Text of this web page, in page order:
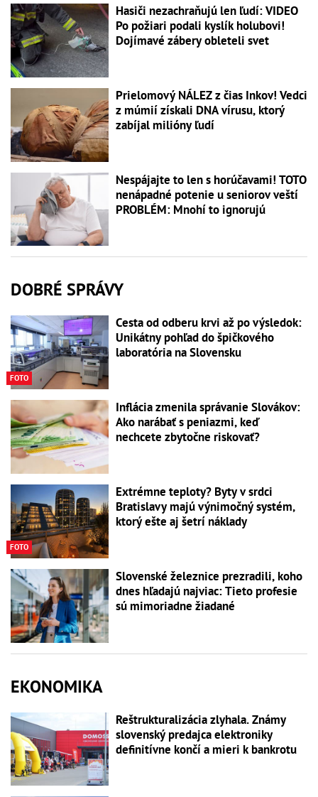
Hasiči nezachraňujú len ľudí: VIDEO
Po požiari podali kyslík holubovi!
Dojímavé zábery obleteli svet
Prielomový NÁLEZ z čias Inkov! Vedci
z múmií získali DNA vírusu, ktorý
zabíjal milióny ľudí
Nespájajte to len s horúčavami! TOTO
nenápadné potenie u seniorov veští
PROBLÉM: Mnohí to ignorujú
DOBRÉ SPRÁVY
FOTO
Cesta od odberu krvi až po výsledok:
Unikátny pohľad do špičkového
laboratória na Slovensku
Inflácia zmenila správanie Slovákov:
Ako narábať s peniazmi, keď
nechcete zbytočne riskovať?
FOTO
Extrémne teploty? Byty v srdci
Bratislavy majú výnimočný systém,
ktorý ešte aj šetrí náklady
Slovenské železnice prezradili, koho
dnes hľadajú najviac: Tieto profesie
sú mimoriadne žiadané
EKONOMIKA
Reštrukturalizácia zlyhala. Známy
slovenský predajca elektroniky
definitívne končí a mieri k bankrotu